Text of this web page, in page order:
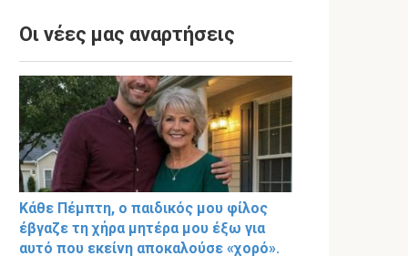
Οι νέες μας αναρτήσεις
Κάθε Πέμπτη, ο παιδικός μου φίλος
έβγαζε τη χήρα μητέρα μου έξω για
αυτό που εκείνη αποκαλούσε «χορό».